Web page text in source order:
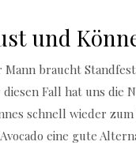
und
Mann braucht
diesen Fall hat uns die
schnell wieder
eine gute